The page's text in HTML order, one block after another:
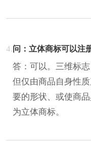
4.问：立体商标可以注
答：可以。三维标
但仅由商品自身性
要的形状、或使商
为立体商标。